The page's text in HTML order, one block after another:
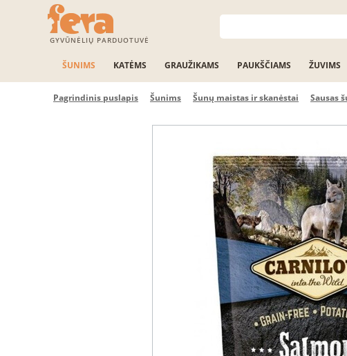
GYVŪNĖLIŲ PARDUOTUVĖ
ŠUNIMS KATĖMS GRAUŽIKAMS PAUKŠČIAMS ŽUVIMS
Pagrindinis puslapis Šunims Šunų maistas ir skanėstai Sausas